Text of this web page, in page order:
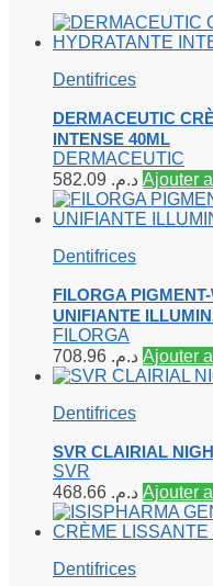
Dentifrices
DERMACEUTIC
INTENSE 40ML
DERMACEUTIC
د.م. Ajouter
Dentifrices
FILORGA
UNIFIANTE
FILORGA
د.م. Ajouter
Dentifrices
SVR CLAIRIAL
SVR
د.م. Ajouter
Dentifrices